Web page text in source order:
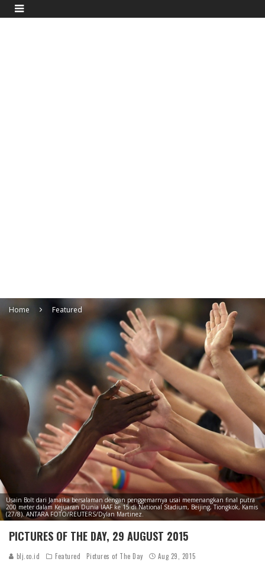
Home Featured
Usain Bolt dari Jamaika bersalaman dengan penggemarnya usai memenangkan final putra
200 meter dalam Kejuaran Dunia IAAF ke 15 di National Stadium, Beijing, Tiongkok, Kamis
(27/8). ANTARA FOTO/REUTERS/Dylan Martinez.
PICTURES OF THE DAY, 29 AUGUST 2015
blj.co.id Featured Pictures of The Day Aug 29, 2015